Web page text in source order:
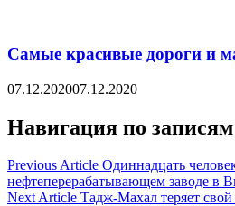
Самые красивые дороги и
07.12.202007.12.2020
Навигация по записям
Previous Article Одиннадцать
нефтеперерабатывающем заводе в
Next Article Тадж-Махал теряет свой